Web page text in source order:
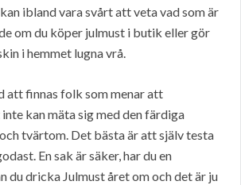
ibland vara svårt att veta vad som är
om du köper julmust i butik eller gör
i hemmet lugna vrå.
att finnas folk som menar att
kan mäta sig med den färdiga
tvärtom. Det bästa är att själv testa
En sak är säker, har du en
du dricka Julmust året om och det är ju